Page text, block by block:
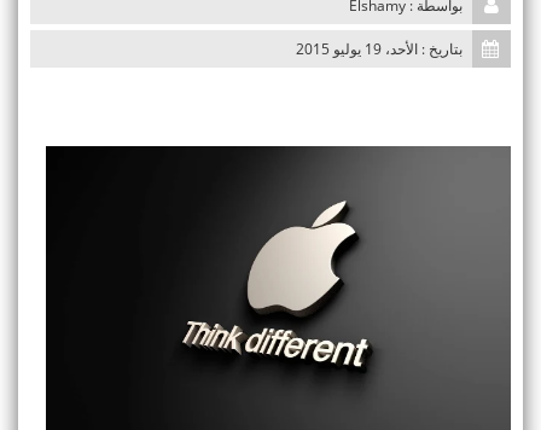
بواسطة : Elshamy
بتاريخ : الأحد، 19 يوليو 2015